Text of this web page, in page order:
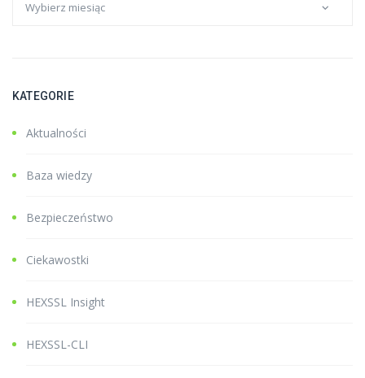
KATEGORIE
Aktualności
Baza wiedzy
Bezpieczeństwo
Ciekawostki
HEXSSL Insight
HEXSSL-CLI